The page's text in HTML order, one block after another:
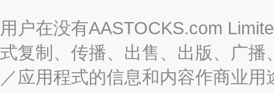
用户在没有AASTOCKS.com
式复制、传播、出售、出版、广
／应用程式的信息和内容作商业用